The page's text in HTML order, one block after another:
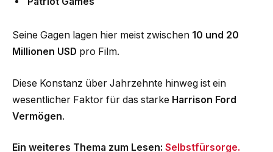
Seine Gagen lagen hier meist zwischen 10 und 20
Millionen USD pro Film.
Diese Konstanz über Jahrzehnte hinweg ist ein
wesentlicher Faktor für das starke Harrison Ford
Vermögen.
Ein weiteres Thema zum Lesen: Selbstfürsorge.